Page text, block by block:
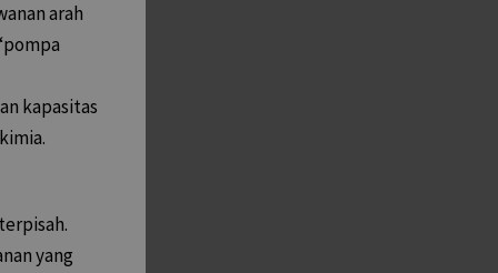
arah
kapasitas
yang